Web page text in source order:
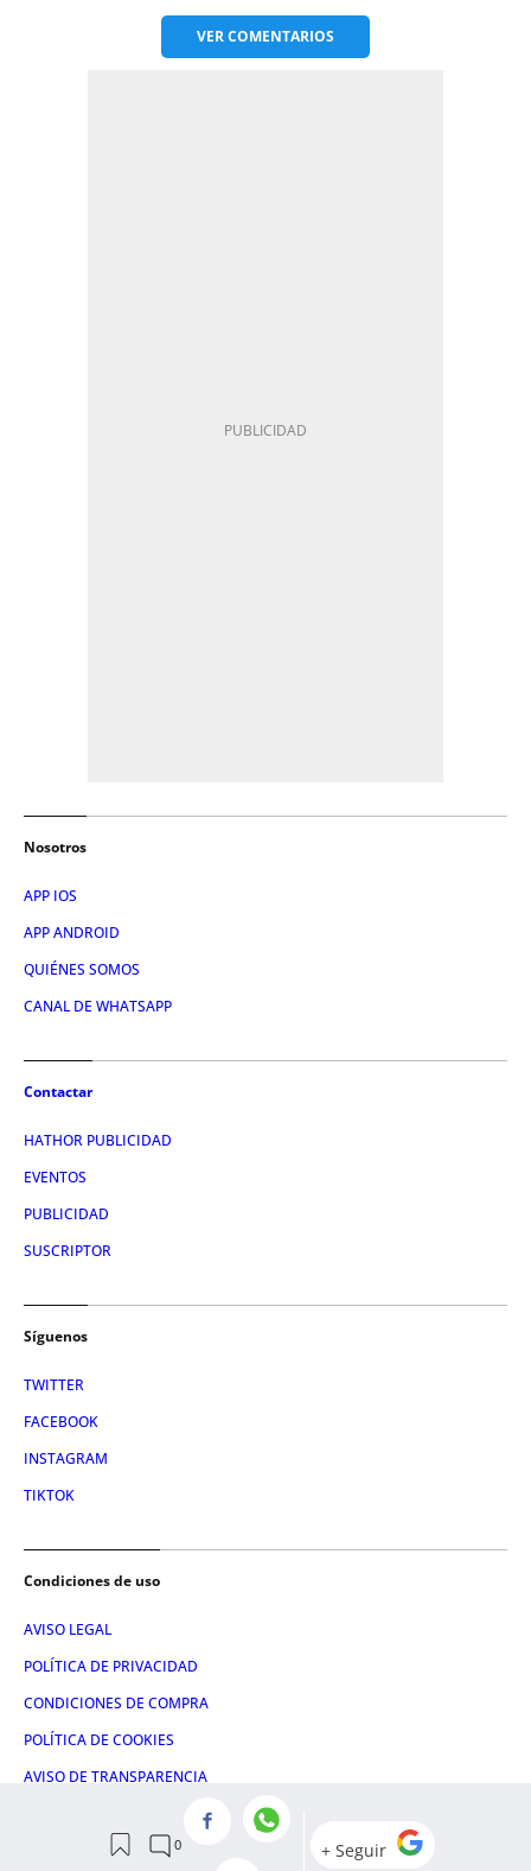
VERCOMENTARIOS
Nosotros
APP IOS
APP ANDROID
QUIÉNES SOMOS
CANAL DE WHATSAPP
Contactar
HATHOR PUBLICIDAD
EVENTOS
PUBLICIDAD
SUSCRIPTOR
Síguenos
TWITTER
FACEBOOK
INSTAGRAM
TIKTOK
Condiciones de uso
AVISO LEGAL
POLÍTICA DE PRIVACIDAD
CONDICIONES DE COMPRA
POLÍTICA DE COOKIES
AVISO DE TRANSPARENCIA